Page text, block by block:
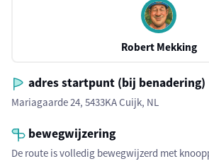
Robert Mekking
adres startpunt (bij benadering)
Mariagaarde 24, 5433KA Cuijk, NL
bewegwijzering
De route is volledig bewegwijzerd met